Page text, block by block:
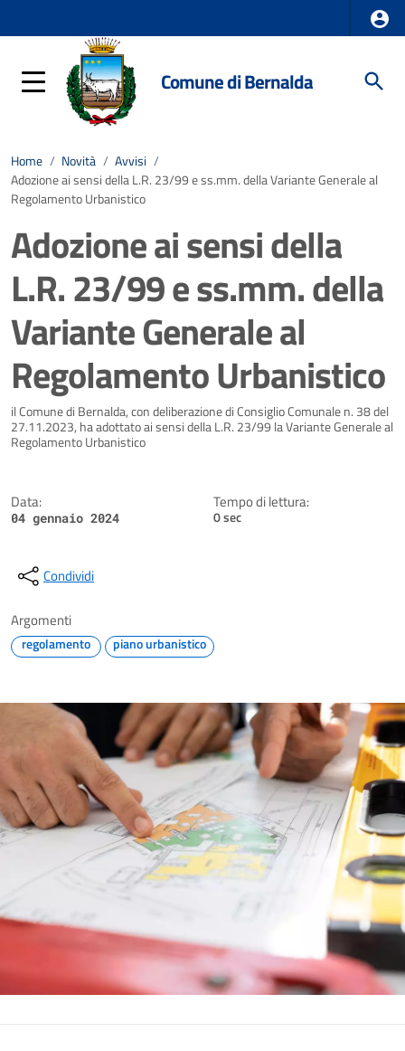
Comune di Bernalda
Home / Novità / Avvisi /
Adozione ai sensi della L.R. 23/99 e ss.mm. della Variante Generale al
Regolamento Urbanistico
Adozione ai sensi della
L.R. 23/99 e ss.mm. della
Variante Generale al
Regolamento Urbanistico
Dettagli della notizia
il Comune di Bernalda, con deliberazione di Consiglio Comunale n. 38 del
27.11.2023, ha adottato ai sensi della L.R. 23/99 la Variante Generale al
Regolamento Urbanistico
Data:
04 gennaio 2024
Tempo di lettura:
0 sec
Condividi
Argomenti
regolamento piano urbanistico